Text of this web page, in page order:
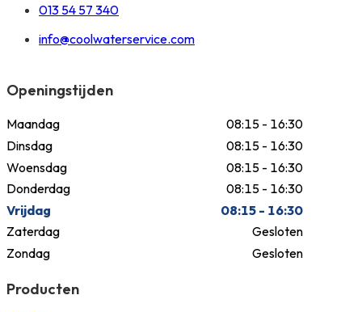
013 54 57 340
info@coolwaterservice.com
Openingstijden
Maandag
08:15 - 16:30
Dinsdag
08:15 - 16:30
Woensdag
08:15 - 16:30
Donderdag
08:15 - 16:30
Vrijdag
08:15 - 16:30
Zaterdag
Gesloten
Zondag
Gesloten
Producten